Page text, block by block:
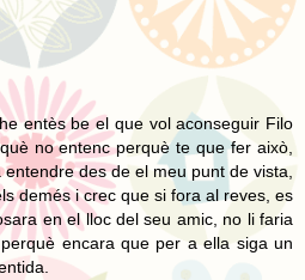
entès be el que vol aconseguir Filo
no entenc perquè te que fer això,
des de el meu punt de vista,
demés i crec que si fora al reves, es
en el lloc del seu amic, no li faria
encara que per a ella siga un